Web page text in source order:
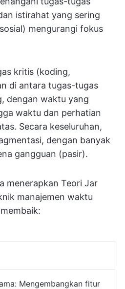
istirahat yang sering
mengurangi fokus
kritis (koding,
di antara tugas-tugas
dengan waktu yang
waktu dan perhatian
Secara keseluruhan,
dengan banyak
gangguan (pasir).
menerapkan Teori Jar
manajemen waktu
Mengembangkan fitur